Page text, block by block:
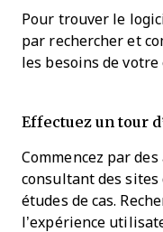
Pour trouver le
par rechercher et
les besoins de votre
Effectuez un tour
Commencez par
consultant des sites
études de cas.
l’expérience